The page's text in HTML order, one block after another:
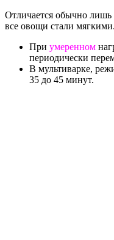
Отличается обычно лишь
все овощи стали мягкими.
При умеренном
периодически
В мультиварке,
35 до 45 минут.